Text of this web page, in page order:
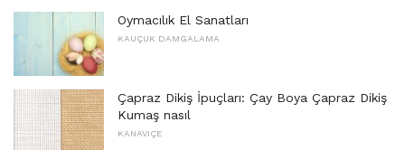
Oymacılık El Sanatları
KAUÇUK DAMGALAMA
Çapraz Dikiş İpuçları: Çay Boya Çapraz Dikiş
Kumaş nasıl
KANAVIÇE